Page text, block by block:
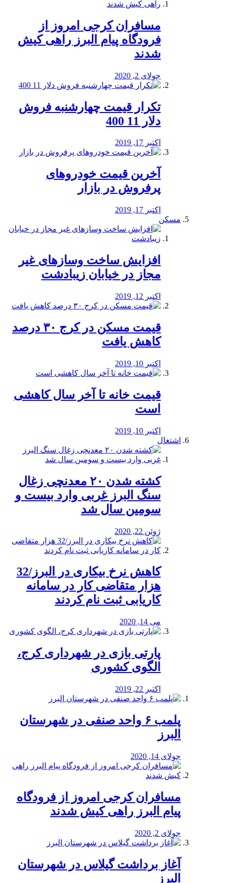
مسافران کرجی امروز از
فرودگاه پیام البرز راهی کیش
شدند
جولای 2, 2020
تکرار قیمت چهارشنبه فروش
دلار 11 400
اکتبر 17, 2019
آخرین قیمت خودرو‌های
پرفروش در بازار
اکتبر 17, 2019
مسکن
افزایش ساخت وسازهای غیر
مجاز در خیابان زیبادشت
اکتبر 12, 2019
️قیمت مسکن در کرج ۳۰ درصد
کاهش یافت
اکتبر 10, 2019
قیمت خانه تا آخر سال کاهشی
است
اکتبر 10, 2019
اشتغال
کشته شدن ۲۰ معدنچی زغال
سنگ البرز غربی وارد بیست و
سومین سال شد
ژوئن 22, 2020
کاهش نرخ بیکاری در البرز/32
هزار متقاضی کار در سامانه
کاریابی ثبت نام کردند
می 14, 2020
پارتی بازی در شهرداری کرج،
الگوی کشوری
اکتبر 22, 2019
پلمب ۶ واحد صنفی در شهرستان
البرز
جولای 14, 2020
مسافران کرجی امروز از فرودگاه
پیام البرز راهی کیش شدند
جولای 2, 2020
آغاز برداشت گیلاس در شهرستان
البرز